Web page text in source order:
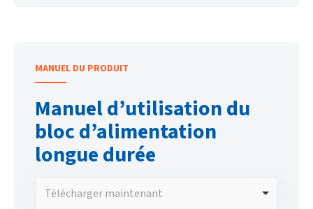
MANUEL DU PRODUIT
Manuel d’utilisation du
bloc d’alimentation
longue durée
Télécharger maintenant